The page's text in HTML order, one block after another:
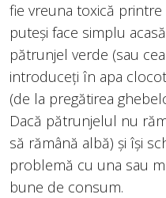
fie vreuna toxică printre
puteși face simplu
pătrunjel verde (sau
introduceți în apa
(de la pregătirea
Dacă pătrunjelul nu
să rămână albă) și își
problemă cu una sau
bune de consum.